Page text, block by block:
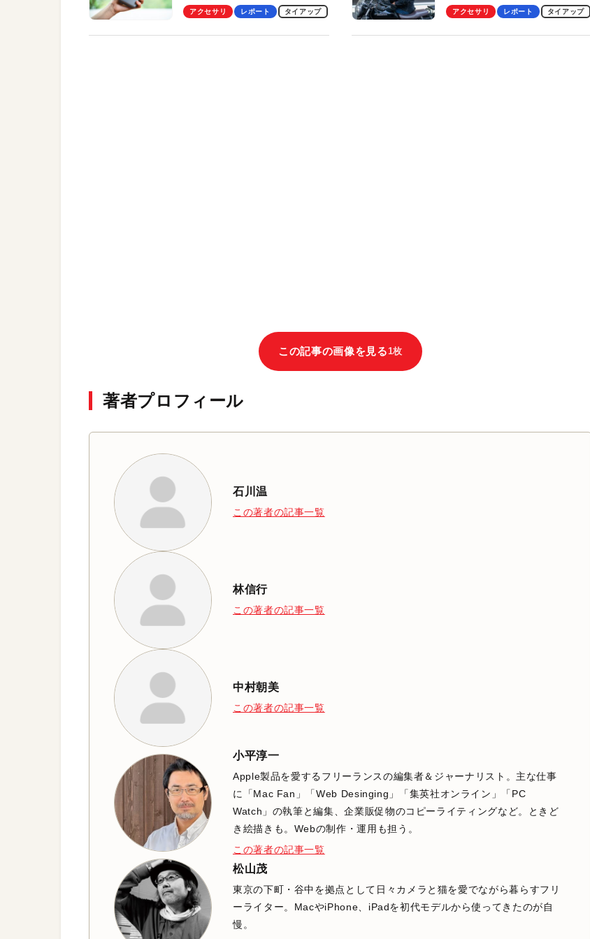
Pro」の実機レビューも
アクセサリ レポート タイアップ
ビュー。冷却の速さ、密着する
性がグッド！
アクセサリ レポート タイアップ
この記事の画像を見る 1枚
著者プロフィール
石川温
この著者の記事一覧
林信行
この著者の記事一覧
中村朝美
この著者の記事一覧
小平淳一
Apple製品を愛するフリーランスの編集者＆ジャーナリスト。主な仕事
に「Mac Fan」「Web Desinging」「集英社オンライン」「PC
Watch」の執筆と編集、企業販促物のコピーライティングなど。ときど
き絵描きも。Webの制作・運用も担う。
この著者の記事一覧
松山茂
東京の下町・谷中を拠点として日々カメラと猫を愛でながら暮らすフリ
ーライター。MacやiPhone、iPadを初代モデルから使ってきたのが自
慢。